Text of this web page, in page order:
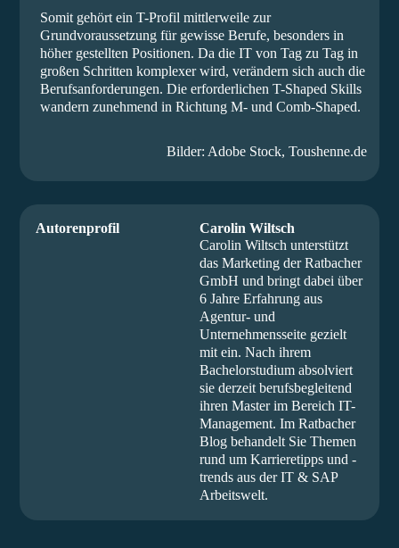
Somit gehört ein T-Profil mittlerweile zur
Grundvoraussetzung für gewisse Berufe, besonders in
höher gestellten Positionen. Da die IT von Tag zu Tag in
großen Schritten komplexer wird, verändern sich auch die
Berufsanforderungen. Die erforderlichen T-Shaped Skills
wandern zunehmend in Richtung M- und Comb-Shaped.
Bilder: Adobe Stock, Toushenne.de
Autorenprofil Carolin Wiltsch
Carolin Wiltsch unterstützt
das Marketing der Ratbacher
GmbH und bringt dabei über
6 Jahre Erfahrung aus
Agentur- und
Unternehmensseite gezielt
mit ein. Nach ihrem
Bachelorstudium absolviert
sie derzeit berufsbegleitend
ihren Master im Bereich IT-
Management. Im Ratbacher
Blog behandelt Sie Themen
rund um Karrieretipps und -
trends aus der IT & SAP
Arbeitswelt.